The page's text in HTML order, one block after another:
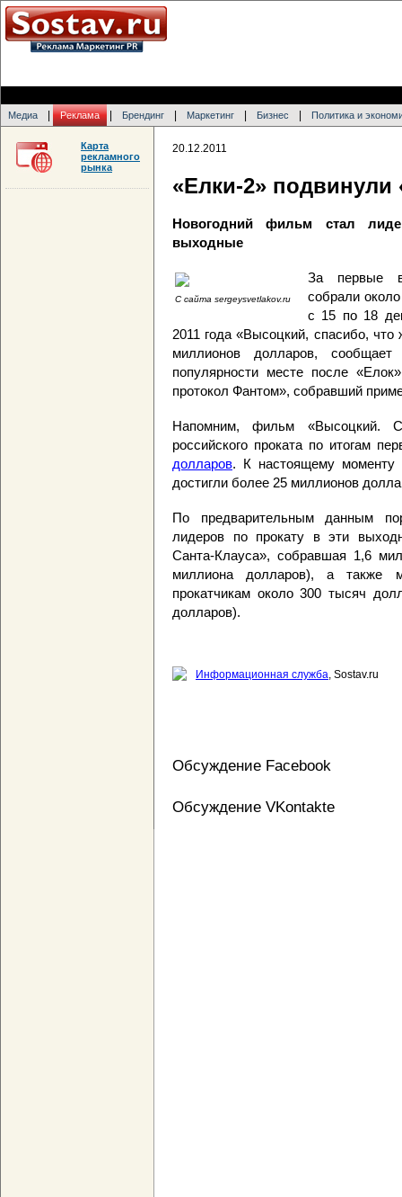
Медиа Реклама Брендинг Маркетинг Бизнес Политика и
20.12.2011
«Елки-2» подвинули
Новогодний фильм стал
выходные
С сайта sergeysvetlakov.ru
За первые
собрали
с 15 по 18
2011 года «Высоцкий, спасибо,
миллионов долларов,
популярности месте после
протокол Фантом», собравший
Напомним, фильм «Высоцкий.
российского проката по итогам
долларов. К настоящему моменту
достигли более 25 миллионов
По предварительным данным
лидеров по прокату в эти
Санта-Клауса», собравшая 1,6
миллиона долларов), а также
прокатчикам около 300 тысяч
долларов).
Информационная служба, Sostav.ru
Обсуждение Facebook
Обсуждение VKontakte
Карта
рекламного
рынка